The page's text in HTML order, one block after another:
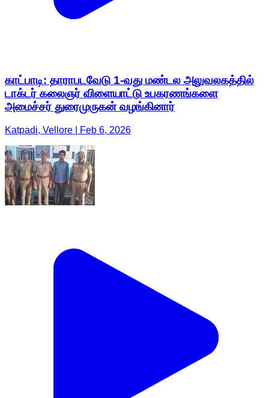
காட்பாடி: தாராபடவேடு 1-வது மண்டல அலுவலகத்தில்
டாக்டர் கலைஞர் விளையாட்டு உபகரணங்களை
அமைச்சர் துரைமுருகன் வழங்கினார்
Katpadi, Vellore | Feb 6, 2026